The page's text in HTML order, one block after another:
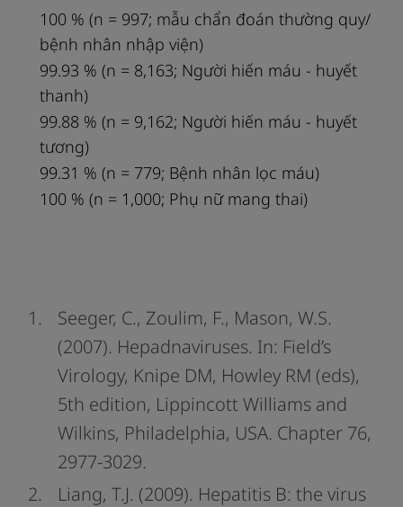
100 % (n = 997; mẫu chẩn đoán thường quy/
bệnh nhân nhập viện)
99.93 % (n = 8,163; Người hiến máu - huyết
thanh)
99.88 % (n = 9,162; Người hiến máu - huyết
tương)
99.31 % (n = 779; Bệnh nhân lọc máu)
100 % (n = 1,000; Phụ nữ mang thai)
Seeger, C., Zoulim, F., Mason, W.S.
(2007). Hepadnaviruses. In: Field’s
Virology, Knipe DM, Howley RM (eds),
5th edition, Lippincott Williams and
Wilkins, Philadelphia, USA. Chapter 76,
2977-3029.
Liang, T.J. (2009). Hepatitis B: the virus